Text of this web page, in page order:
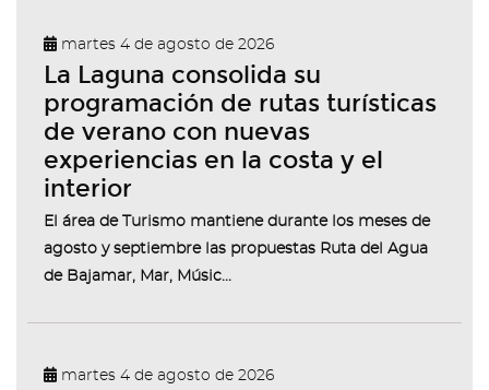
martes 4 de agosto de 2026
La Laguna consolida su
programación de rutas turísticas
de verano con nuevas
experiencias en la costa y el
interior
El área de Turismo mantiene durante los meses de
agosto y septiembre las propuestas Ruta del Agua
de Bajamar, Mar, Músic...
martes 4 de agosto de 2026